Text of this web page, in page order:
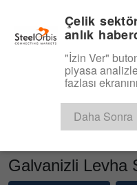
Ürün, Hizmet
Galvanizli Levha
Çelik
anlık
"İzin Ver"
piyasa
fazlası
Daha Sonra